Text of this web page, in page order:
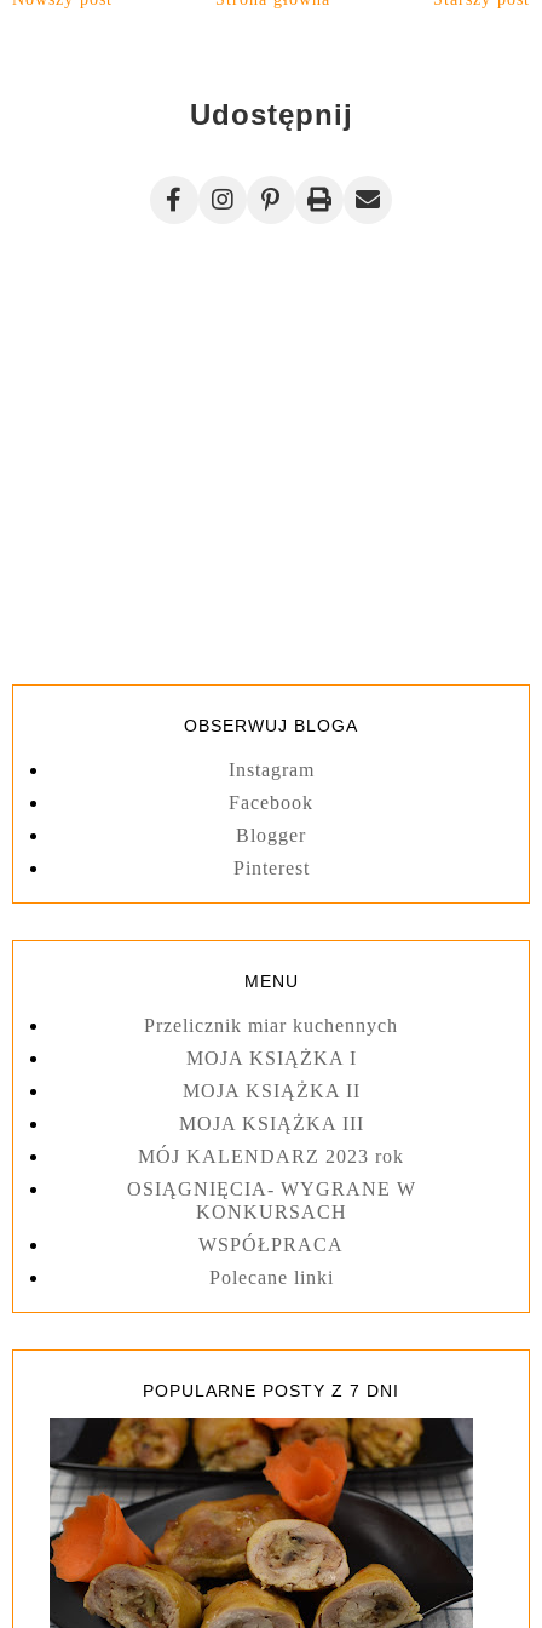
Udostępnij
OBSERWUJ BLOGA
Instagram
Facebook
Blogger
Pinterest
MENU
Przelicznik miar kuchennych
MOJA KSIĄŻKA I
MOJA KSIĄŻKA II
MOJA KSIĄŻKA III
MÓJ KALENDARZ 2023 rok
OSIĄGNIĘCIA- WYGRANE W
KONKURSACH
WSPÓŁPRACA
Polecane linki
POPULARNE POSTY Z 7 DNI